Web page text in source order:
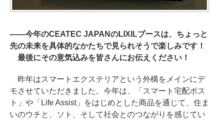
――今年のCEATEC JAPANのLIXILブースは、ちょっと
先の未来を具体的なかたちで見られそうで楽しみです！
最後にその意気込みを皆さんにお伝えください！
昨年はスマートエクステリアという外構をメインにデ
モさせていただきました。今年は、「スマート宅配ポス
ト」や「Life Assist」をはじめとした商品を通じて、住ま
いのウチと、ソト、そして社会とのつながりを感じてい